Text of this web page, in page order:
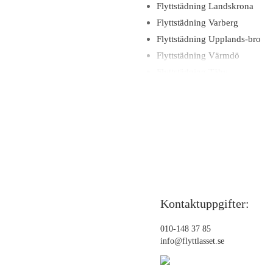
Flyttstädning Landskrona
Flyttstädning Varberg
Flyttstädning Upplands-bro
Flyttstädning Värmdö
Flyttstädning Laholm
Flyttstädning Nyköping
Kontaktuppgifter:
010-148 37 85
info@flyttlasset.se